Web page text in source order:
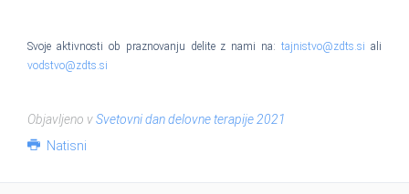
Svoje aktivnosti ob praznovanju delite z nami na:tajnistvo@zdts.si ali
vodstvo@zdts.si
Objavljeno vSvetovni dan delovne terapije 2021
Natisni